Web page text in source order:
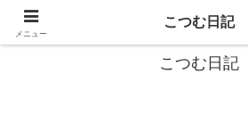
カタツムリから学ぶスローライフ🎓
こつむ日記
メニュー
こつむ日記